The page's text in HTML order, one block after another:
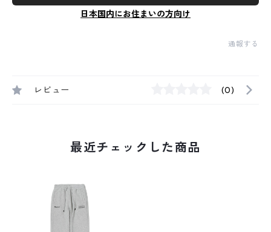
日本国内にお住まいの方向け
通報する
レビュー (0)
最近チェックした商品